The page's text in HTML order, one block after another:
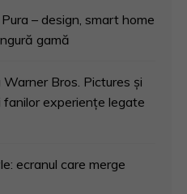
– design, smart home
gamă
Bros. Pictures și
experiențe legate
ecranul care merge